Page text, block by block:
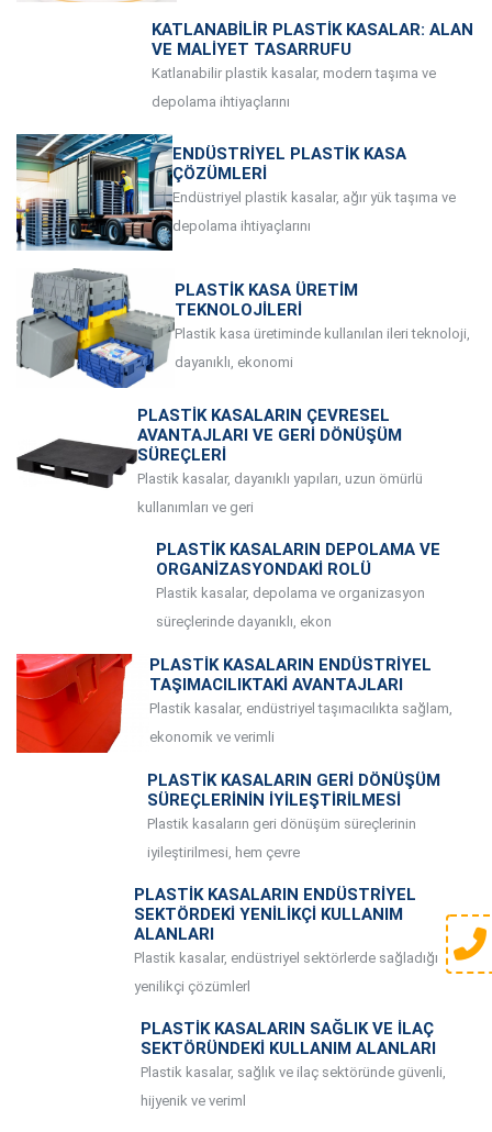
KATLANABILIR PLASTIK KASALAR: ALAN
VE MALIYET TASARRUFU
Katlanabilir plastik kasalar, modern taşıma ve
depolama ihtiyaçlarını
ENDÜSTRIYEL PLASTIK KASA
ÇÖZÜMLERI
Endüstriyel plastik kasalar, ağır yük taşıma ve
depolama ihtiyaçlarını
PLASTIK KASA ÜRETIM
TEKNOLOJILERI
Plastik kasa üretiminde kullanılan ileri teknoloji,
dayanıklı, ekonomi
PLASTIK KASALARIN ÇEVRESEL
AVANTAJLARI VE GERI DÖNÜŞÜM
SÜREÇLERI
Plastik kasalar, dayanıklı yapıları, uzun ömürlü
kullanımları ve geri
PLASTIK KASALARIN DEPOLAMA VE
ORGANIZASYONDAKI ROLÜ
Plastik kasalar, depolama ve organizasyon
süreçlerinde dayanıklı, ekon
PLASTIK KASALARIN ENDÜSTRIYEL
TAŞIMACILIKTAKI AVANTAJLARI
Plastik kasalar, endüstriyel taşımacılıkta sağlam,
ekonomik ve verimli
PLASTIK KASALARIN GERI DÖNÜŞÜM
SÜREÇLERININ İYILEŞTIRILMESI
Plastik kasaların geri dönüşüm süreçlerinin
iyileştirilmesi, hem çevre
PLASTIK KASALARIN ENDÜSTRIYEL
SEKTÖRDEKI YENILIKÇI KULLANIM
ALANLARI
Plastik kasalar, endüstriyel sektörlerde sağladığı
yenilikçi çözümlerl
PLASTIK KASALARIN SAĞLIK VE İLAÇ
SEKTÖRÜNDEKI KULLANIM ALANLARI
Plastik kasalar, sağlık ve ilaç sektöründe güvenli,
hijyenik ve veriml